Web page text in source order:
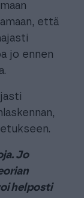
että
jo ennen
Jo
helposti